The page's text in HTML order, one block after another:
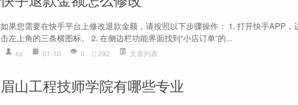
如果您需要在快手平台上修改退款金额，请按照以下步骤操作： 1. 打开快手APP，
击左上角的三条横图标。 2. 在侧边栏功能界面找到“小店订单”的...
ks 01-10 0 292 文章列表
眉山工程技师学院有哪些专业